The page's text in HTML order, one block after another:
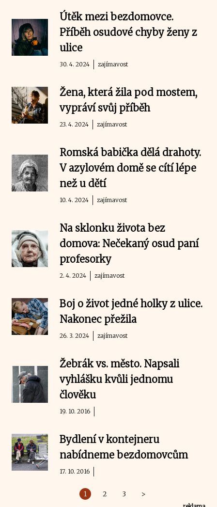
Útěk mezi bezdomovce.
Příběh osudové chyby ženy z
ulice
30. 4. 2024 zajímavost
Žena, která žila pod mostem,
vypráví svůj příběh
23. 4. 2024 zajímavost
Romská babička dělá drahoty.
V azylovém domě se cítí lépe
než u dětí
10. 4. 2024 zajímavost
Na sklonku života bez
domova: Nečekaný osud paní
profesorky
2. 4. 2024 zajímavost
Boj o život jedné holky z ulice.
Nakonec přežila
26. 3. 2024 zajímavost
Žebrák vs. město. Napsali
vyhlášku kvůli jednomu
člověku
19. 10. 2016
Bydlení v kontejneru
nabídneme bezdomovcům
17. 10. 2016
1 2 3 >